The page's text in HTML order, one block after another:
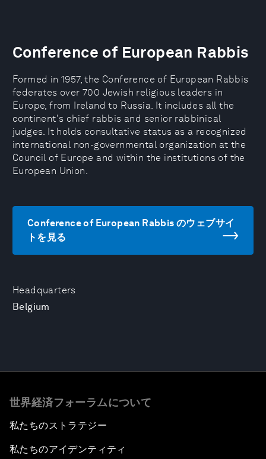
Headquarters
Belgium
Conference of European Rabbis
Formed in 1957, the Conference of European Rabbis
federates over 700 Jewish religious leaders in
Europe, from Ireland to Russia. It includes all the
continent's chief rabbis and senior rabbinical
judges. It holds consultative status as a recognized
international non-governmental organization at the
Council of Europe and within the institutions of the
European Union.
Conference of European Rabbis のウェブサイ
トを見る
世界経済フォーラムについて
私たちのストラテジー
私たちのアイデンティティ